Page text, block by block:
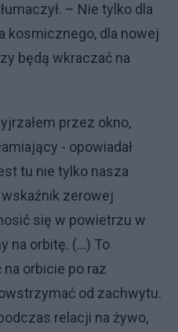
– Nie tylko dla
kosmicznego, dla nowej
będą wkraczać na
przez okno,
- opowiadał
tu nie tylko nasza
zerowej
się w powietrzu w
na orbitę. (…) To
orbicie po raz
od zachwytu.
relacji na żywo,